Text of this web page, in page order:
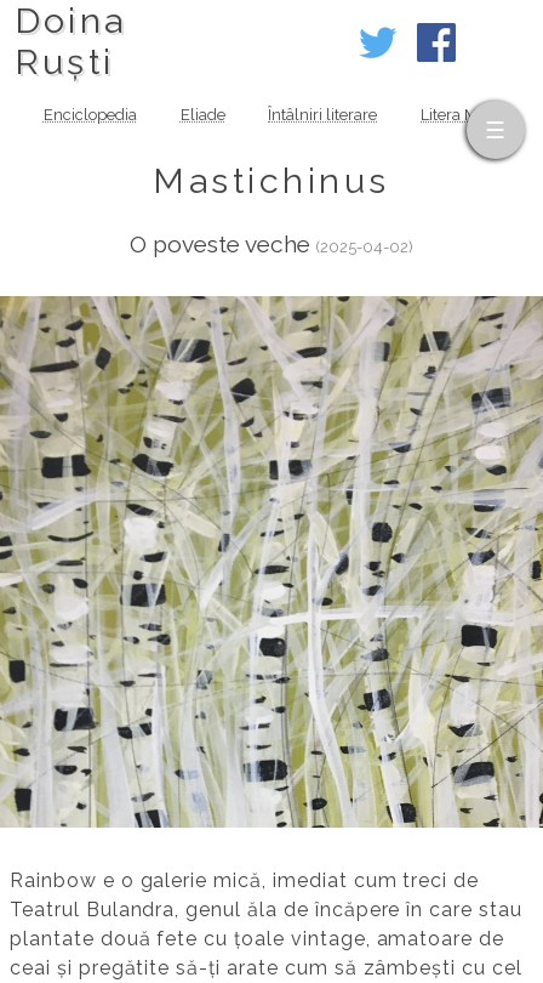
Doina
Ruști
Enciclopedia Eliade Întâlniri literare Litera MOV
Mastichinus
O poveste veche (2025-04-02)
Rainbow e o galerie mică, imediat cum treci de
Teatrul Bulandra, genul ăla de încăpere în care stau
plantate două fete cu țoale vintage, amatoare de
ceai și pregătite să-ți arate cum să zâmbești cu cel